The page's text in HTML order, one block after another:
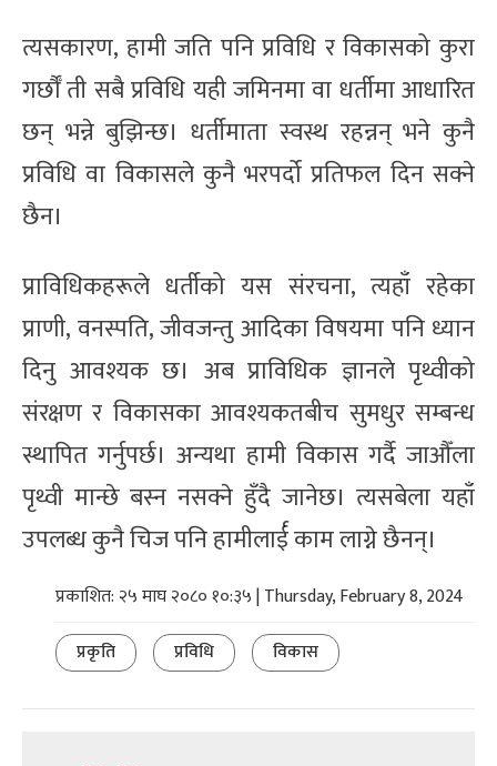
त्यसकारण, हामी जति पनि प्रविधि र विकासको कुरा
गर्छौँ ती सबै प्रविधि यही जमिनमा वा धर्तीमा आधारित
छन् भन्ने बुझिन्छ। धर्तीमाता स्वस्थ रहन्नन् भने कुनै
प्रविधि वा विकासले कुनै भरपर्दो प्रतिफल दिन सक्ने
छैन।
प्राविधिकहरूले धर्तीको यस संरचना, त्यहाँ रहेका
प्राणी, वनस्पति, जीवजन्तु आदिका विषयमा पनि ध्यान
दिनु आवश्यक छ। अब प्राविधिक ज्ञानले पृथ्वीको
संरक्षण र विकासका आवश्यकतबीच सुमधुर सम्बन्ध
स्थापित गर्नुपर्छ। अन्यथा हामी विकास गर्दै जाऔँला
पृथ्वी मान्छे बस्न नसक्ने हुँदै जानेछ। त्यसबेला यहाँ
उपलब्ध कुनै चिज पनि हामीलार्ई काम लाग्ने छैनन्।
प्रकाशित: २५ माघ २०८० १०:३५ | Thursday, February 8, 2024
प्रकृति
प्रविधि विकास